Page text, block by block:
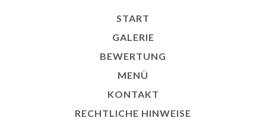
START
GALERIE
BEWERTUNG
MENÜ
KONTAKT
RECHTLICHE HINWEISE